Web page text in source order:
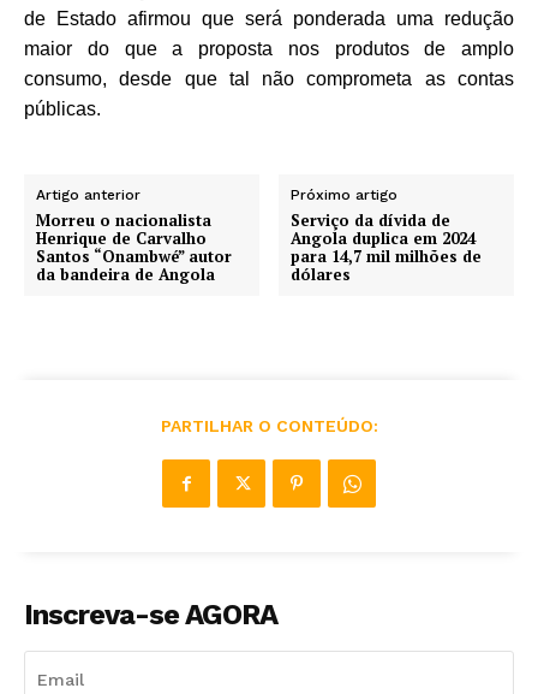
de Estado afirmou que será ponderada uma redução
maior do que a proposta nos produtos de amplo
consumo, desde que tal não comprometa as contas
públicas.
Artigo anterior
Morreu o nacionalista
Henrique de Carvalho
Santos “Onambwé” autor
da bandeira de Angola
Próximo artigo
Serviço da dívida de
Angola duplica em 2024
para 14,7 mil milhões de
dólares
PARTILHAR O CONTEÚDO:
Inscreva-se AGORA